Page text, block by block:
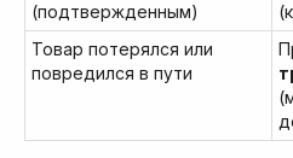
(подтвержденным)
Товар потерялся или
повредился в пути
МЕНЮ